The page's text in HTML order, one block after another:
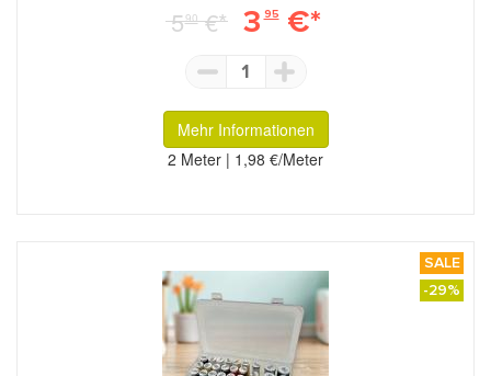
590€* 3 95€*
1
Mehr Informationen
2 Meter | 1,98 €/Meter
SALE
-29%